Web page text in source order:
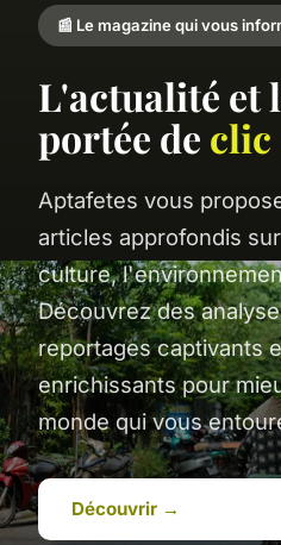
📰 Le magazine qui vous
L'actualité et
portée de clic
Aptafetes vous
articles approfondis
culture,
Découvrez des
reportages captivants
enrichissants pour
monde qui vous
Découvrir →